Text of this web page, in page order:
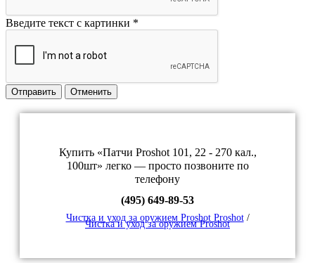
Введите текст с картинки *
Отправить Отменить
Купить «Патчи Proshot 101, 22 - 270 кал.,
100шт» легко — просто позвоните по
телефону
(495) 649-89-53
Чистка и уход за оружием Proshot Proshot/
Чистка и уход за оружием Proshot